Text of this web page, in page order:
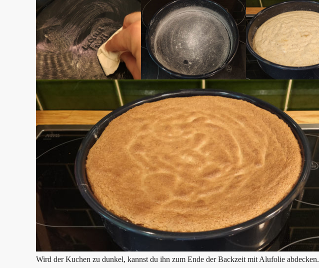
Wird der Kuchen zu dunkel, kannst du ihn zum Ende der Backzeit mit Alufolie abdecken.